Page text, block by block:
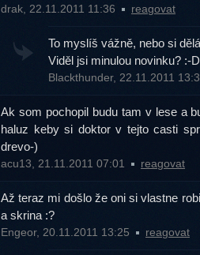
drak, 22.11.2011 11:36 reagovat
To myslíš vážně, nebo si
Viděl jsi minulou novinku? :-D
Blackthunder, 22.11.2011
Ak som pochopil budu tam v lese a
haluz keby si doktor v tejto casti
drevo-)
acu13, 21.11.2011 07:01 reagovat
Až teraz mi došlo že oni si vlastne
a skrina :?
Engeor, 20.11.2011 13:25 reagovat